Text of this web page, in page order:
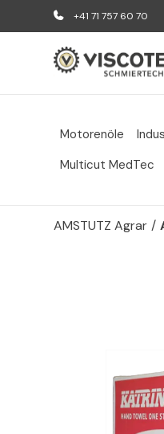
Hauptinhalt springen
Zur Suche springen
Zur Hauptnavigation
+41 71 757 60 70
Motorenöle
Multicut MedTec
AMSTUTZ Agrar /